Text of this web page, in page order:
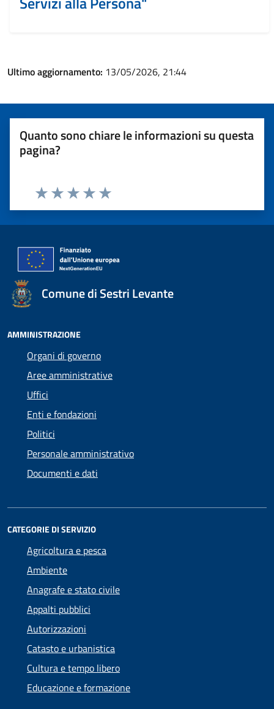
Ultimo aggiornamento: 13/05/2026, 21:44
Quanto sono chiare le informazioni su questa
pagina?
Valuta 5 stelle su 5
Valuta 4 stelle su 5
Valuta 3 stelle su 5
Valuta 2 stelle su 5
Valuta 1 stelle su 5
Comune di Sestri Levante
AMMINISTRAZIONE
Organi di governo
Aree amministrative
Uffici
Enti e fondazioni
Politici
Personale amministrativo
Documenti e dati
CATEGORIE DI SERVIZIO
Agricoltura e pesca
Ambiente
Anagrafe e stato civile
Appalti pubblici
Autorizzazioni
Catasto e urbanistica
Cultura e tempo libero
Educazione e formazione